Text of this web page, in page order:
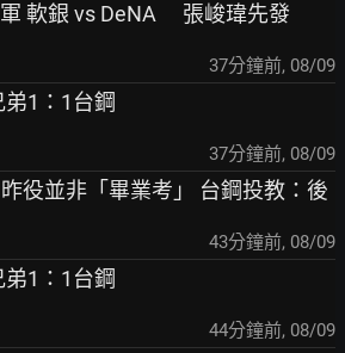
軍 軟銀 vs DeNA 張峻瑋先發
37分鐘前, 08/09
弟1：1台鋼
37分鐘前, 08/09
役並非「畢業考」 台鋼投教：後
43分鐘前, 08/09
弟1：1台鋼
44分鐘前, 08/09